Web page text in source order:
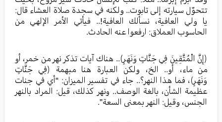
تتحوّل سيارته إلى تابوت.. ولكنه في سجدة صلاة العشاء قال:
يا ولي العافية، نسألك العافية!.. فيأتي الأمر الإلهي من
الحاسوب العملاق: ارفعوا عنه الحادث.
﴿إِنَّ الْمُتَّقِينَ فِي جَنَّاتٍ وَنَهَرٍ﴾.. هناك آيات تذكر نهر من خمر، أو
من ماء، أو.. الخ، ولكن العبارة هنا مبهمة ﴿فِي جَنَّاتٍ
وَنَهَرٍ﴾، فما هذا النهر؟.. جاء في تفسير الميزان: “أي في جنات
عظيمة الشأن، بالغة الوصف.. ونهر كذلك، قيل: المراد بالنهر
الجنس، وقيل: النهر بمعنى السعة”.